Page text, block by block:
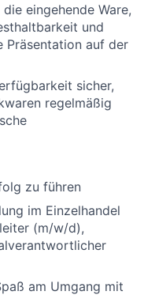
eingehende Ware,
und
Präsentation auf der
sicher,
regelmäßig
zu führen
im Einzelhandel
(m/w/d),
am Umgang mit